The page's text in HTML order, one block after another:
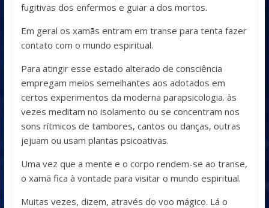
fugitivas dos enfermos e guiar a dos mortos.
Em geral os xamãs entram em transe para tenta fazer
contato com o mundo espiritual.
Para atingir esse estado alterado de consciência
empregam meios semelhantes aos adotados em
certos experimentos da moderna parapsicologia. às
vezes meditam no isolamento ou se concentram nos
sons rítmicos de tambores, cantos ou danças, outras
jejuam ou usam plantas psicoativas.
Uma vez que a mente e o corpo rendem-se ao transe,
o xamã fica à vontade para visitar o mundo espiritual.
Muitas vezes, dizem, através do voo mágico. Lá o